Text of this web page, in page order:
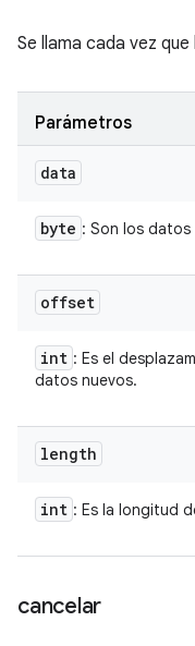
Se llama cada vez
Parámetros
data
byte : Son los datos
offset
int : Es el
datos nuevos.
length
int : Es la longitud
cancelar